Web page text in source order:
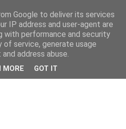
Google to deliver its services
IP address and user-agent are
with performance and security
service, generate usage
address abuse.
MORE GOT IT